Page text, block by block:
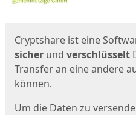
Cryptshare ist eine
sicher und verschlüsselt
Transfer an eine andere
können.
Um die Daten zu